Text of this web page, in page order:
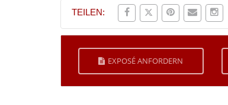
TEILEN:
EXPOSÉ ANFORDERN